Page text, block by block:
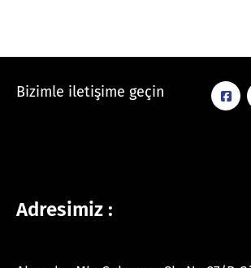
Bizimle iletişime geçin
Adresimiz :